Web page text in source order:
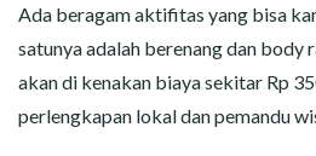
Ada beragam aktifitas yang bisa
satunya adalah berenang dan body
akan di kenakan biaya sekitar Rp
perlengkapan lokal dan pemandu